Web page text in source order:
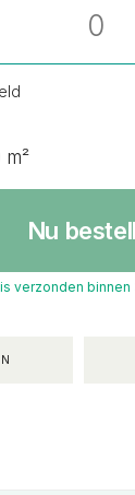
m²
Nu
verzonden